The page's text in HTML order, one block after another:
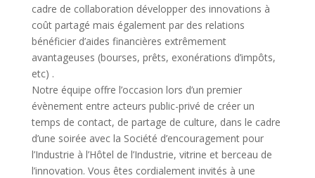
cadre de collaboration développer des innovations à
coût partagé mais également par des relations
bénéficier d’aides financières extrêmement
avantageuses (bourses, prêts, exonérations d’impôts,
etc) .
Notre équipe offre l’occasion lors d’un premier
évènement entre acteurs public-privé de créer un
temps de contact, de partage de culture, dans le cadre
d’une soirée avec la Société d’encouragement pour
l’Industrie à l’Hôtel de l’Industrie, vitrine et berceau de
l’innovation. Vous êtes cordialement invités à une